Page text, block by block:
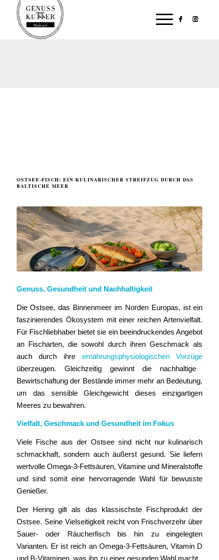
OSTSEE-FISCH: EIN KULINARISCHER STREIFZUG DURCH DAS
BALTISCHE MEER
Genuss, Gesundheit und Nachhaltigkeit
Die Ostsee, das Binnenmeer im Norden Europas, ist ein
faszinierendes Ökosystem mit einer reichen Artenvielfalt.
Für Fischliebhaber bietet sie ein beeindruckendes Angebot
an Fischarten, die sowohl durch ihren Geschmack als
auch durch ihre ernährungsphysiologischen Vorzüge
überzeugen. Gleichzeitig gewinnt die nachhaltige
Bewirtschaftung der Bestände immer mehr an Bedeutung,
um das sensible Gleichgewicht dieses einzigartigen
Meeres zu bewahren.
Vielfalt, Geschmack und Gesundheit im Fokus
Viele Fische aus der Ostsee sind nicht nur kulinarisch
schmackhaft, sondern auch äußerst gesund. Sie liefern
wertvolle Omega-3-Fettsäuren, Vitamine und Mineralstoffe
und sind somit eine hervorragende Wahl für bewusste
Genießer.
Der Hering gilt als das klassischste Fischprodukt der
Ostsee. Seine Vielseitigkeit reicht von Frischverzehr über
Sauer- oder Räucherfisch bis hin zu eingelegten
Varianten. Er ist reich an Omega-3-Fettsäuren, Vitamin D
und B-Vitaminen, was ihn zu einer gesunden Wahl macht.